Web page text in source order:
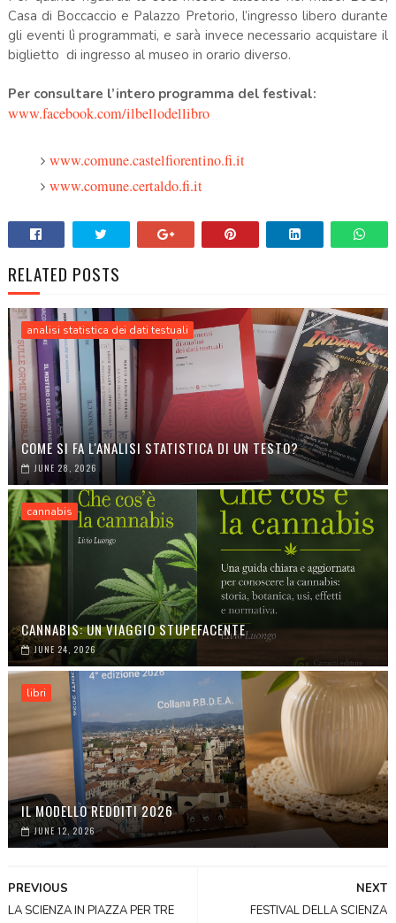
Casa di Boccaccio e Palazzo Pretorio, l’ingresso libero durante
gli eventi lì programmati, e sarà invece necessario acquistare il
biglietto di ingresso al museo in orario diverso.
Per consultare l’intero programma del festival:
www.facebook.com/ilbellodellibro
www.comune.castelfiorentino.fi.it
www.comune.certaldo.fi.it
RELATED POSTS
analisi statistica dei dati testuali
COME SI FA L'ANALISI STATISTICA DI UN TESTO?
JUNE 28, 2026
cannabis
CANNABIS: UN VIAGGIO STUPEFACENTE
JUNE 24, 2026
libri
IL MODELLO REDDITI 2026
JUNE 12, 2026
NEXT
FESTIVAL DELLA SCIENZA
PREVIOUS
LA SCIENZA IN PIAZZA PER TRE